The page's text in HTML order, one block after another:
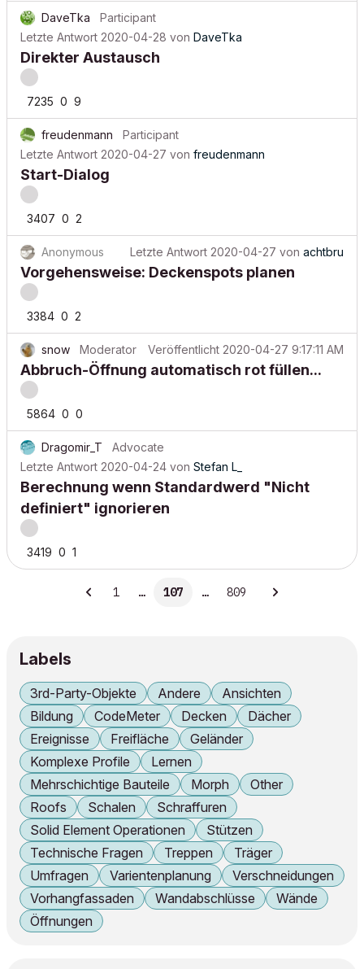
DaveTka
Participant
Letzte Antwort 2020-04-28 von DaveTka
Direkter Austausch
7235 0 9
freudenmann
Participant
Letzte Antwort 2020-04-27 von freudenmann
Start-Dialog
3407 0 2
Anonymous Letzte Antwort 2020-04-27 von achtbru
Vorgehensweise: Deckenspots planen
3384 0 2
snow Moderator Veröffentlicht 2020-04-27 9:17:11 AM
Abbruch-Öffnung automatisch rot füllen...
5864 0 0
Dragomir_T
Advocate
Letzte Antwort 2020-04-24 von Stefan L_
Berechnung wenn Standardwerd "Nicht
definiert" ignorieren
3419 0 1
1 … 107 … 809
Labels
3rd-Party-Objekte Andere
Ansichten
Bildung
CodeMeter Decken
Dächer
Ereignisse
Freifläche
Geländer
Komplexe Profile
Lernen
Mehrschichtige Bauteile
Morph
Other
Roofs
Schalen
Schraffuren
Solid Element Operationen
Stützen
Technische Fragen
Treppen
Träger
Umfragen
Varientenplanung
Verschneidungen
Vorhangfassaden
Wandabschlüsse
Wände
Öffnungen